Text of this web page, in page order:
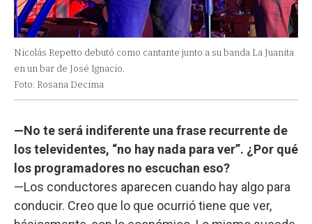
Nicolás Repetto debutó como cantante junto a su banda La Juanita
en un bar de José Ignacio.
Foto: Rosana Decima
—No te será indiferente una frase recurrente de
los televidentes, “no hay nada para ver”. ¿Por qué
los programadores no escuchan eso?
—Los conductores aparecen cuando hay algo para
conducir. Creo que lo que ocurrió tiene que ver,